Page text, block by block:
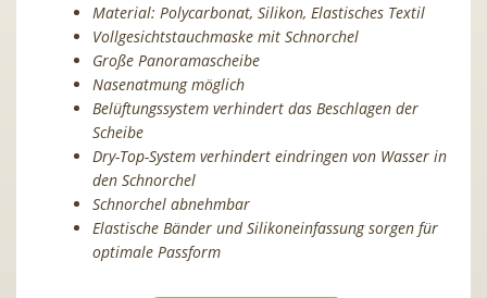
Material: Polycarbonat, Silikon, Elastisches Textil
Vollgesichtstauchmaske mit Schnorchel
Große Panoramascheibe
Nasenatmung möglich
Belüftungssystem verhindert das Beschlagen der
Scheibe
Dry-Top-System verhindert eindringen von Wasser in
den Schnorchel
Schnorchel abnehmbar
Elastische Bänder und Silikoneinfassung sorgen für
optimale Passform